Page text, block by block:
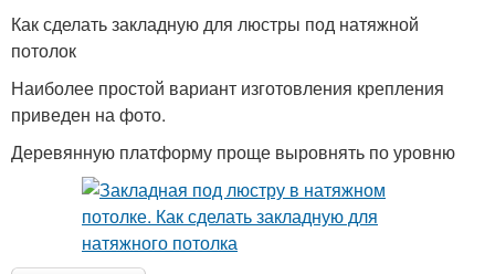
Как сделать закладную для люстры под натяжной
потолок
Наиболее простой вариант изготовления крепления
приведен на фото.
Деревянную платформу проще выровнять по уровню